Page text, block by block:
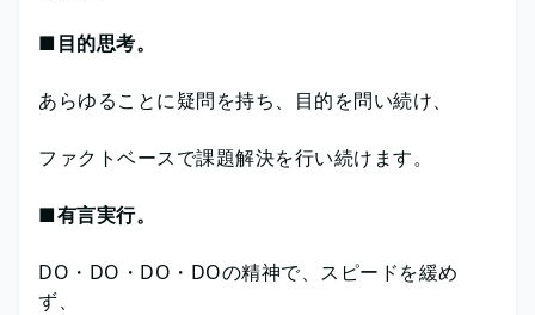
■目的思考。
あらゆることに疑問を持ち、目的を問い続け、
ファクトベースで課題解決を行い続けます。
■有言実行。
DO・DO・DO・DOの精神で、スピードを緩め
ず、